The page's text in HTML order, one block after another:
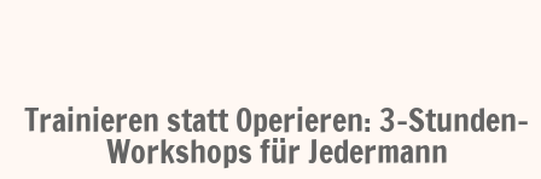
Trainieren statt Operieren: 3-Stunden-
Workshops für Jedermann